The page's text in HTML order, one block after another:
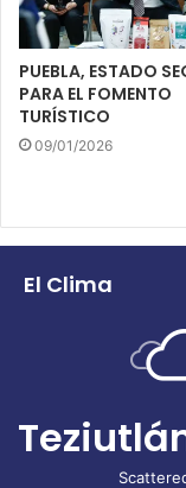
PUEBLA, ESTADO
PARA EL FOMENTO
TURÍSTICO
09/01/2026
El Clima